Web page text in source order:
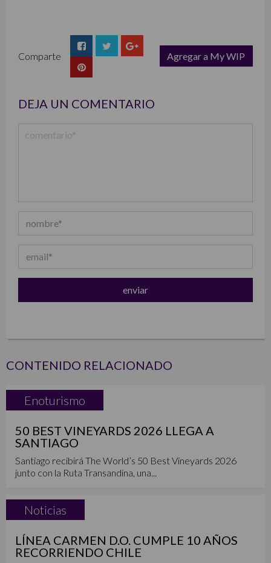
Comparte
Agregar a My WIP
DEJA UN COMENTARIO
CONTENIDO RELACIONADO
Enoturismo
50 BEST VINEYARDS 2026 LLEGA A
SANTIAGO
Santiago recibirá The World’s 50 Best Vineyards 2026
junto con la Ruta Transandina, una...
Noticias
LÍNEA CARMEN D.O. CUMPLE 10 AÑOS
RECORRIENDO CHILE